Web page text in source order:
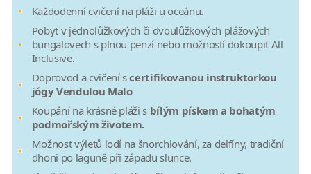
Každodenní cvičení na pláži u oceánu.
Pobyt v jednolůžkových či dvoulůžkových plážových
bungalovech s plnou penzí nebo možností dokoupit All
Inclusive.
Doprovod a cvičení scertifikovanou instruktorkou
jógy Vendulou Malo
Koupání na krásné pláži s bílým pískem a bohatým
podmořským životem.
Možnost výletů lodí na šnorchlování, za delfíny, tradiční
dhoni po laguně při západu slunce.